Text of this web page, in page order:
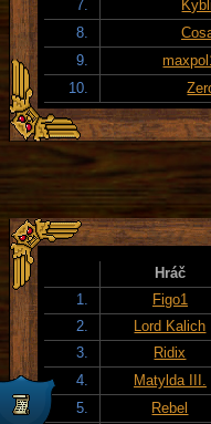
7.
8.
9.
10.
Hráč
1.
Figo1
2.
Lord Kalich
3.
Ridix
4.
Matylda III.
5.
Rebel